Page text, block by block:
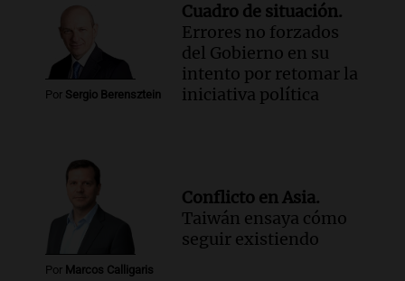
Por Sergio Berensztein
Cuadro de situación.
Errores no forzados
del Gobierno en su
intento por retomar la
iniciativa política
Por Marcos Calligaris
Conflicto en Asia.
Taiwán ensaya cómo
seguir existiendo